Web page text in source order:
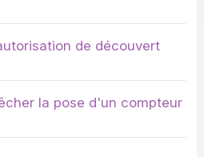
de découvert
la pose d'un compteur